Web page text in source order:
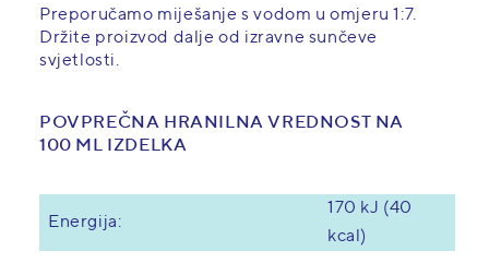
Preporučamo miješanje s vodom u omjeru 1:7.
Držite proizvod dalje od izravne sunčeve
svjetlosti.
POVPREČNA HRANILNA VREDNOST NA
100 ML IZDELKA
Energija:
170 kJ (40
kcal)